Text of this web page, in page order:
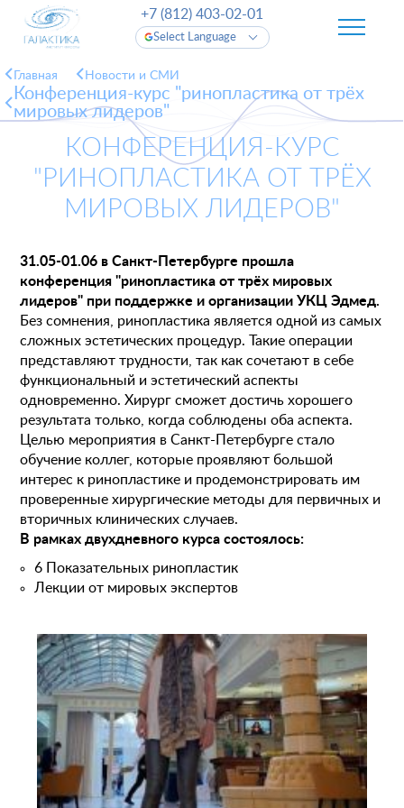
Пластические операции
Пластические хирурги
Пациентам пластической хирургии
Процедуры Врачи-косметологи
Select Language
+7 (812) 403-02-01
Главная Новости и СМИ
Конференция-курс "ринопластика от трёх
мировых лидеров"
КОНФЕРЕНЦИЯ-КУРС
"РИНОПЛАСТИКА ОТ ТРЁХ
МИРОВЫХ ЛИДЕРОВ"
31.05-01.06 в Санкт-Петербурге прошла
конференция "ринопластика от трёх мировых
лидеров" при поддержке и организации УКЦ Эдмед.
Без сомнения, ринопластика является одной из самых
сложных эстетических процедур. Такие операции
представляют трудности, так как сочетают в себе
функциональный и эстетический аспекты
одновременно. Хирург сможет достичь хорошего
результата только, когда соблюдены оба аспекта.
Целью мероприятия в Санкт-Петербурге стало
обучение коллег, которые проявляют большой
интерес к ринопластике и продемонстрировать им
проверенные хирургические методы для первичных и
вторичных клинических случаев.
В рамках двухдневного курса состоялось:
6 Показательных ринопластик
Лекции от мировых экспертов